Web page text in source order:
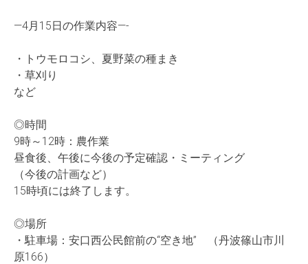
—4月15日の作業内容—-
・トウモロコシ、夏野菜の種まき
・草刈り
など
◎時間
9時～12時：農作業
昼食後、午後に今後の予定確認・ミーティング
（今後の計画など）
15時頃には終了します。
◎場所
・駐車場：安口西公民館前の“空き地” （丹波篠山市川
原166）